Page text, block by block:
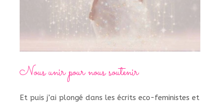
Nous unir pour nous soutenir
Et puis j’ai plongé dans les écrits eco-feministes et